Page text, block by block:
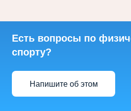
Есть вопросы по
спорту?
Напишите об этом